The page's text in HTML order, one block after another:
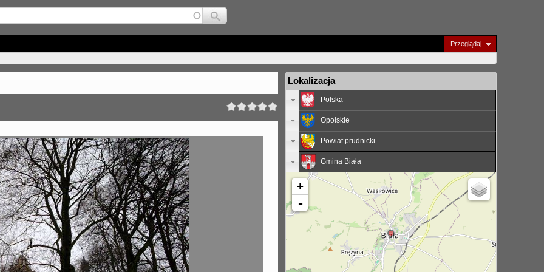
Jump to navigation
Przeglądaj
Lokalizacja
Polska
Opolskie
Powiat prudnicki
Gmina Biała
+
-